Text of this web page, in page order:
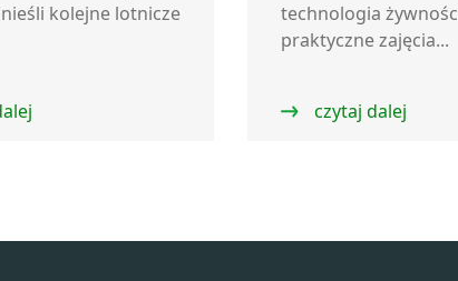
kolejne lotnicze
technologia
praktyczne zajęcia...
czytaj dalej